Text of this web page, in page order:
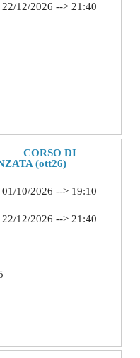
22/12/2026 --> 21:40
CORSO DI
(ott26)
01/10/2026 --> 19:10
22/12/2026 --> 21:40